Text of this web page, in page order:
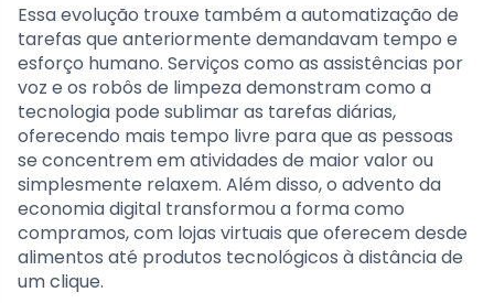
Essa evolução trouxe também a automatização de
tarefas que anteriormente demandavam tempo e
esforço humano. Serviços como as assistências por
voz e os robôs de limpeza demonstram como a
tecnologia pode sublimar as tarefas diárias,
oferecendo mais tempo livre para que as pessoas
se concentrem em atividades de maior valor ou
simplesmente relaxem. Além disso, o advento da
economia digital transformou a forma como
compramos, com lojas virtuais que oferecem desde
alimentos até produtos tecnológicos à distância de
um clique.